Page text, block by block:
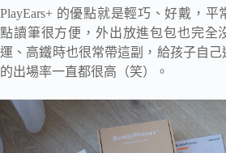
PlayEars+ 的優點就是輕巧、好戴，平
點讀筆很方便，外出放進包包也完全
運、高鐵時也很常帶這副，給孩子自己
的出場率一直都很高（笑）。